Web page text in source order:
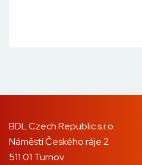
BDL Czech Republic s.r.o.
Náměstí Českého ráje 2
511 01 Turnov